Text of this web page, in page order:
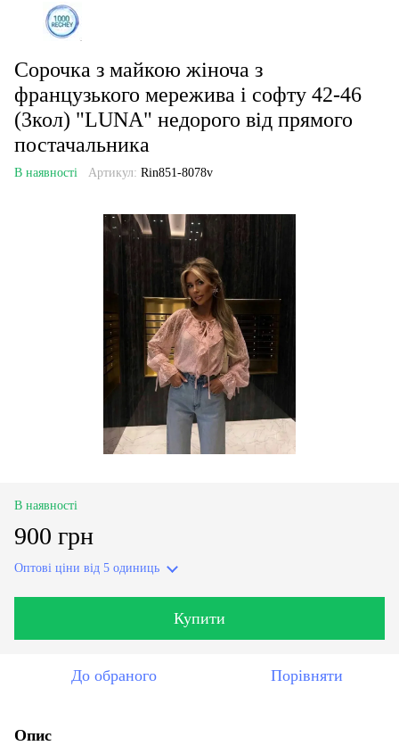
Сорочка з майкою жіноча з
французького мережива і софту 42-46
(3кол) "LUNA" недорого від прямого
постачальника
В наявності Артикул: Rin851-8078v
В наявності
900 грн
Оптові ціни від 5 одиниць
Купити
До обраного Порівняти
Опис